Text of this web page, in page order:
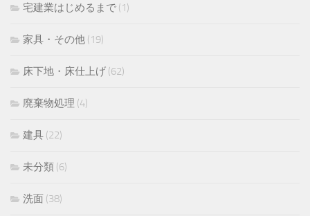
宅建業はじめるまで (1)
家具・その他 (19)
床下地・床仕上げ (62)
廃棄物処理 (4)
建具 (22)
未分類 (6)
洗面 (38)